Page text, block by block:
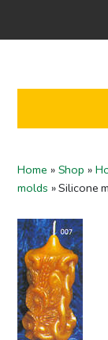
EN
Home » Shop »
molds »Silicone